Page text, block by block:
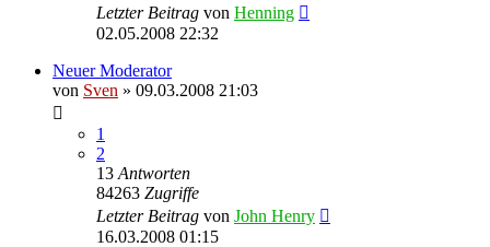
Letzter Beitrag von Henning
02.05.2008 22:32
Neuer Moderator
von Sven » 09.03.2008 21:03
1
2
13 Antworten
84263 Zugriffe
Letzter Beitrag von John Henry
16.03.2008 01:15